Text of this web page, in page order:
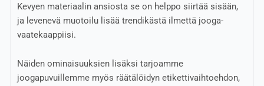
Kevyen materiaalin ansiosta se on helppo siirtää sisään,
ja levenevä muotoilu lisää trendikästä ilmettä jooga-
vaatekaappiisi.
Näiden ominaisuuksien lisäksi tarjoamme
joogapuvuillemme myös räätälöidyn etikettivaihtoehdon,